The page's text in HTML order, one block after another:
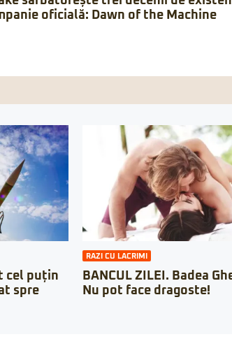
oficială: Dawn of the Machine
cel puțin
spre
RAZI CU LACRIMI
BANCUL ZILEI. Badea
Nu pot face dragoste!